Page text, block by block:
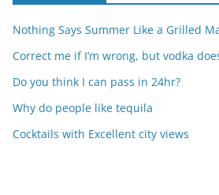
Nothing Says Summer Like a Grilled
Correct me if I’m wrong, but vodka
Do you think I can pass in 24hr?
Why do people like tequila
Cocktails with Excellent city views